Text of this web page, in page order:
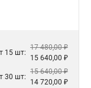
15 шт:
17 480,00 ₽
15 640,00 ₽
30 шт:
15 640,00 ₽
14 720,00 ₽